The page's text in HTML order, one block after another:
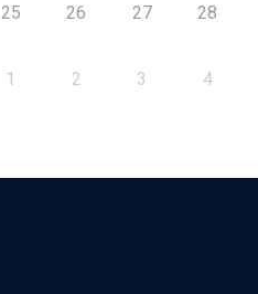
25 26 27 28
1 2 3 4